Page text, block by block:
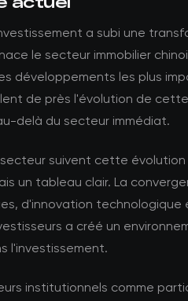
a subi une
le secteur immobilier
développements les plus
de près l'évolution de
delà du secteur immédiat.
suivent cette
un tableau clair. La
d'innovation
a créé un
l'investissement.
institutionnels comme